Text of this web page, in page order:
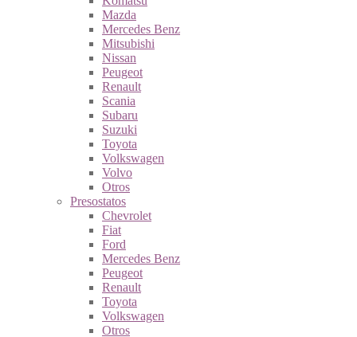
Mazda
Mercedes Benz
Mitsubishi
Nissan
Peugeot
Renault
Scania
Subaru
Suzuki
Toyota
Volkswagen
Volvo
Otros
Presostatos
Chevrolet
Fiat
Ford
Mercedes Benz
Peugeot
Renault
Toyota
Volkswagen
Otros